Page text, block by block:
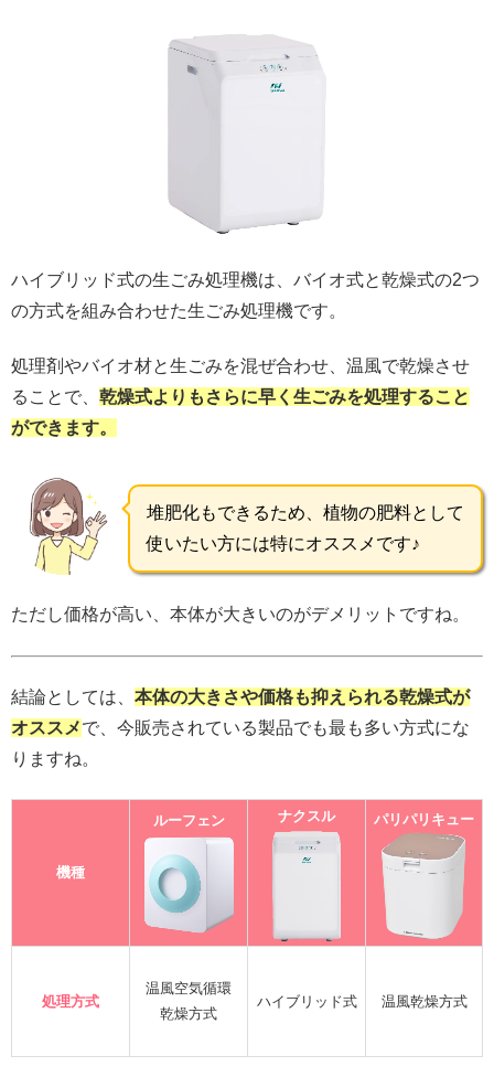
ハイブリッド式の生ごみ処理機は、バイオ式と乾燥式の2つ
の方式を組み合わせた生ごみ処理機です。
処理剤やバイオ材と生ごみを混ぜ合わせ、温風で乾燥させ
ることで、 乾燥式よりもさらに早く生ごみを処理すること
ができます。
堆肥化もできるため、植物の肥料として
使いたい方には特にオススメです♪
ただし価格が高い、本体が大きいのがデメリットですね。
結論としては、 本体の大きさや価格も抑えられる乾燥式が
オススメで、今販売されている製品でも最も多い方式にな
りますね。
機種
ルーフェン ナクスル パリパリキュー
処理方式
温風空気循環
乾燥方式
ハイブリッド式 温風乾燥方式